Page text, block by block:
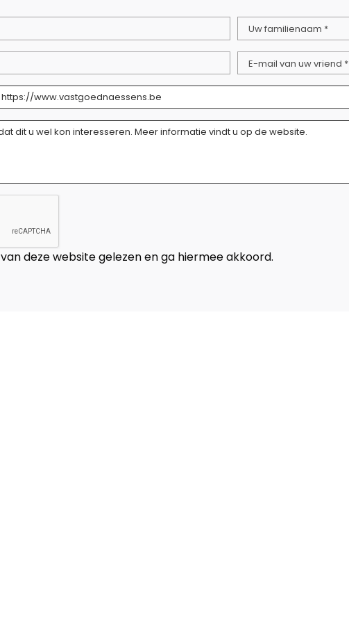
Uw familienaam *
E-mail van uw vriend *
van deze website gelezen en ga hiermee akkoord.